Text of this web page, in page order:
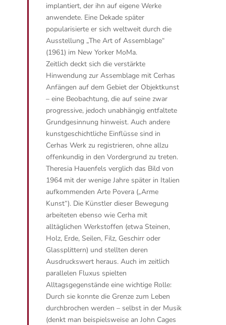
implantiert, der ihn auf eigene Werke
anwendete. Eine Dekade später
popularisierte er sich weltweit durch die
Ausstellung „The Art of Assemblage“
(1961) im New Yorker MoMa.
Zeitlich deckt sich die verstärkte
Hinwendung zur Assemblage mit Cerhas
Anfängen auf dem Gebiet der Objektkunst
– eine Beobachtung, die auf seine zwar
progressive, jedoch unabhängig entfaltete
Grundgesinnung hinweist. Auch andere
kunstgeschichtliche Einflüsse sind in
Cerhas Werk zu registrieren, ohne allzu
offenkundig in den Vordergrund zu treten.
Theresia Hauenfels verglich das Bild von
1964 mit der wenige Jahre später in Italien
aufkommenden Arte Povera („Arme
Kunst“). Die Künstler dieser Bewegung
arbeiteten ebenso wie Cerha mit
alltäglichen Werkstoffen (etwa Steinen,
Holz, Erde, Seilen, Filz, Geschirr oder
Glassplittern) und stellten deren
Ausdruckswert heraus. Auch im zeitlich
parallelen Fluxus spielten
Alltagsgegenstände eine wichtige Rolle:
Durch sie konnte die Grenze zum Leben
durchbrochen werden – selbst in der Musik
(denkt man beispielsweise an John Cages